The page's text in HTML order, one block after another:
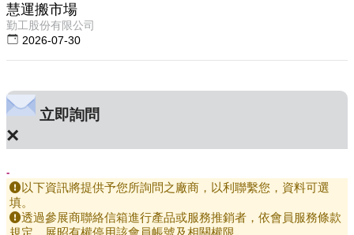
慧運搬市場
勤工股份有限公司
2026-07-30
立即詢問
×
-
以下資訊將提供予您所詢問之廠商，以利聯繫您，資料可選
填。
透過參展商聯絡信箱進行產品或服務推銷者，依會員服務條款
規定，展昭有權停用該會員帳號及相關權限。